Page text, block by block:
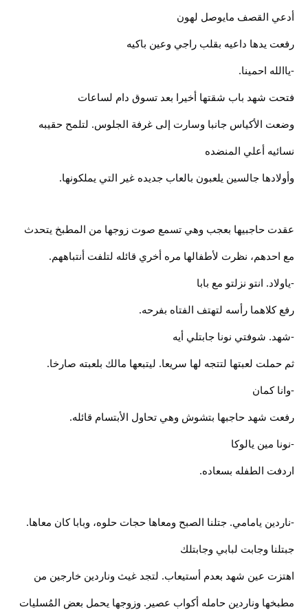
أدعي القصف مايوصل لهون
رفعت يدها داعيه بقلب راجي وعين باكيه
-ياالله احمينا.
فتحت شهد باب شقتها أخيرا بعد تسوق دام لساعات
وضعت الأكياس جانبا وسارت إلى غرفة الجلوس. لتلمح حقيبه
نسائيه أعلي المنضده
وأولادها جالسين يلعبون بالعاب جديده غير التي يملكونها.
عقدت حاجبيها بعجب وهي تسمع صوت زوجها من المطبخ يتحدث
مع احدهم، نظرت لأطفالها مره أخري قائله لتلفت أنتباههم.
-ياولاد. انتو نزلتو مع بابا
رفع كلاهما رأسه لتهتف الفتاه بفرحه.
-شهد. شوفتي نونا جابتلي أيه
ثم حملت لعبتها لتتجه لها سريعا. ليتبعها مالك بلعبته صارخا.
-وانا كمان
رفعت شهد حاجبها بتشوش وهي تحاول الأبتسام قائله.
-نونا مين يالوكا
اردفت الطفله بسعاده.
-ناردين يامامي. جتلنا الصبح ومعاها حجات حلوه، وبابا كان معاها.
جبتلنا وجابت لبابي وجابتلك
اهتزت عين شهد بعدم أستيعاب. لتجد غيث وناردين خارجين من
مطبخها وناردين حامله أكواب عصير. وزوجها يحمل بعض المُسليات